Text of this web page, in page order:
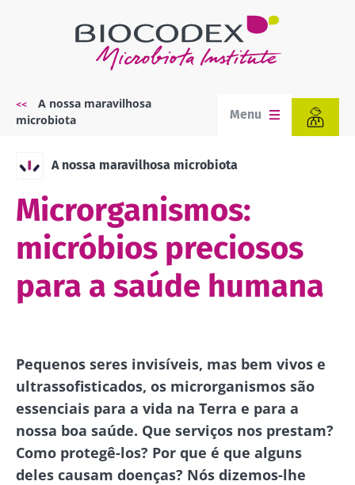
Navegação
estrutural
A nossa maravilhosa
microbiota
Menu
A nossa maravilhosa microbiota
Microrganismos:
micróbios preciosos
para a saúde humana
Pequenos seres invisíveis, mas bem vivos e
ultrassofisticados, os microrganismos são
essenciais para a vida na Terra e para a
nossa boa saúde. Que serviços nos prestam?
Como protegê-los? Por que é que alguns
deles causam doenças? Nós dizemos-lhe